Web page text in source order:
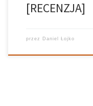
[RECENZJA]
przez Daniel Łojko